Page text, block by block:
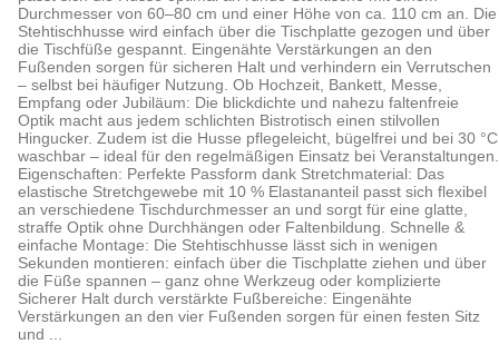
Durchmesser von 60–80 cm und einer Höhe von ca. 110 cm an. Die
Stehtischhusse wird einfach über die Tischplatte gezogen und über
die Tischfüße gespannt. Eingenähte Verstärkungen an den
Fußenden sorgen für sicheren Halt und verhindern ein Verrutschen
– selbst bei häufiger Nutzung. Ob Hochzeit, Bankett, Messe,
Empfang oder Jubiläum: Die blickdichte und nahezu faltenfreie
Optik macht aus jedem schlichten Bistrotisch einen stilvollen
Hingucker. Zudem ist die Husse pflegeleicht, bügelfrei und bei 30 °C
waschbar – ideal für den regelmäßigen Einsatz bei Veranstaltungen.
Eigenschaften: Perfekte Passform dank Stretchmaterial: Das
elastische Stretchgewebe mit 10 % Elastananteil passt sich flexibel
an verschiedene Tischdurchmesser an und sorgt für eine glatte,
straffe Optik ohne Durchhängen oder Faltenbildung. Schnelle &
einfache Montage: Die Stehtischhusse lässt sich in wenigen
Sekunden montieren: einfach über die Tischplatte ziehen und über
die Füße spannen – ganz ohne Werkzeug oder komplizierte
Sicherer Halt durch verstärkte Fußbereiche: Eingenähte
Verstärkungen an den vier Fußenden sorgen für einen festen Sitz
und ...